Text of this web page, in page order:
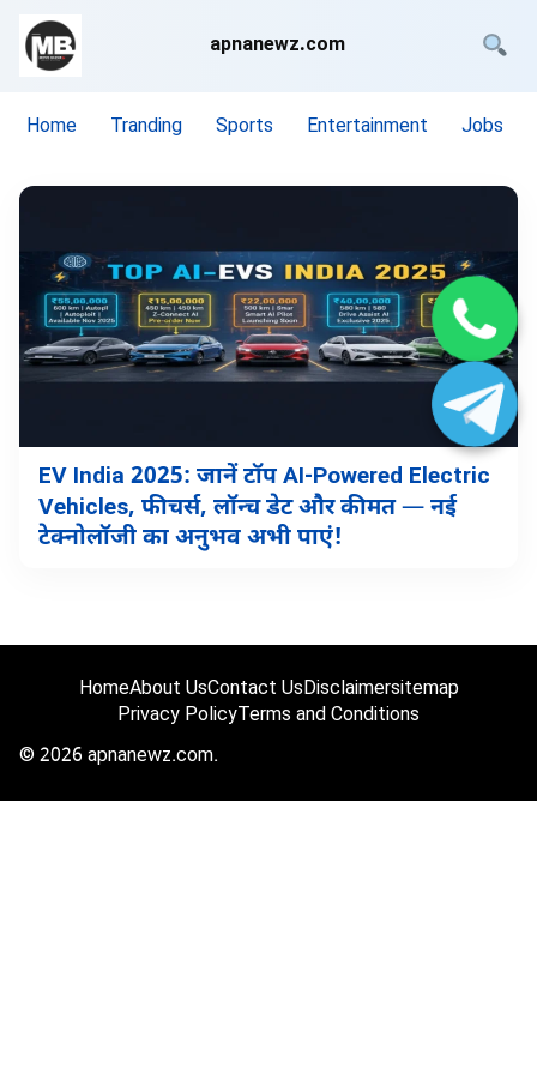
apnanewz.com
Home Tranding Sports Entertainment Jobs
EV India 2025: जानें टॉप AI-Powered Electric
Vehicles, फीचर्स, लॉन्च डेट और कीमत — नई
टेक्नोलॉजी का अनुभव अभी पाएं!
HomeAbout UsContact UsDisclaimersitemap
Privacy PolicyTerms and Conditions
© 2026 apnanewz.com.